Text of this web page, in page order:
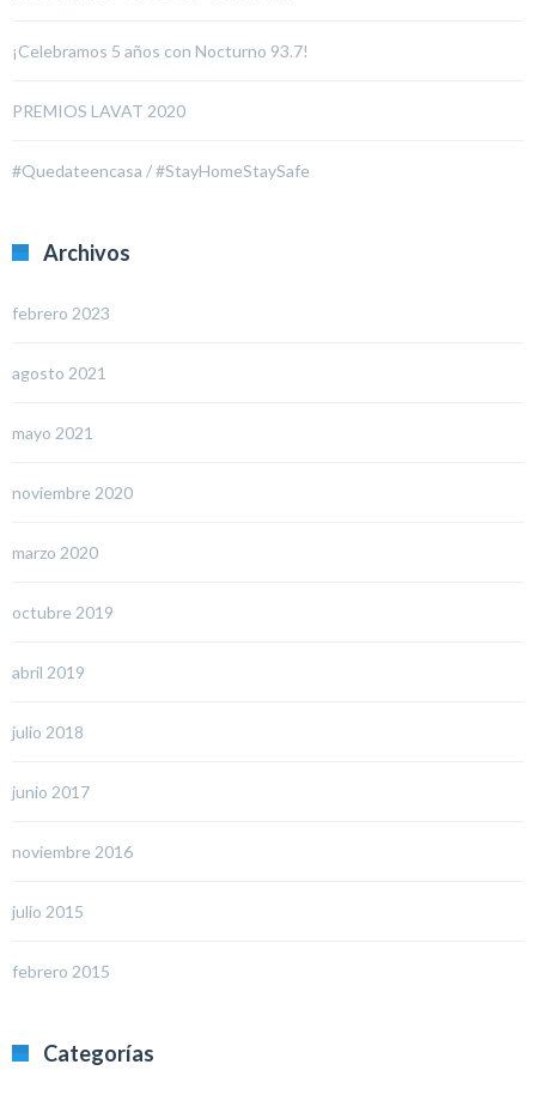
¡Celebramos 5 años con Nocturno 93.7!
PREMIOS LAVAT 2020
#Quedateencasa / #StayHomeStaySafe
Archivos
febrero 2023
agosto 2021
mayo 2021
noviembre 2020
marzo 2020
octubre 2019
abril 2019
julio 2018
junio 2017
noviembre 2016
julio 2015
febrero 2015
Categorías